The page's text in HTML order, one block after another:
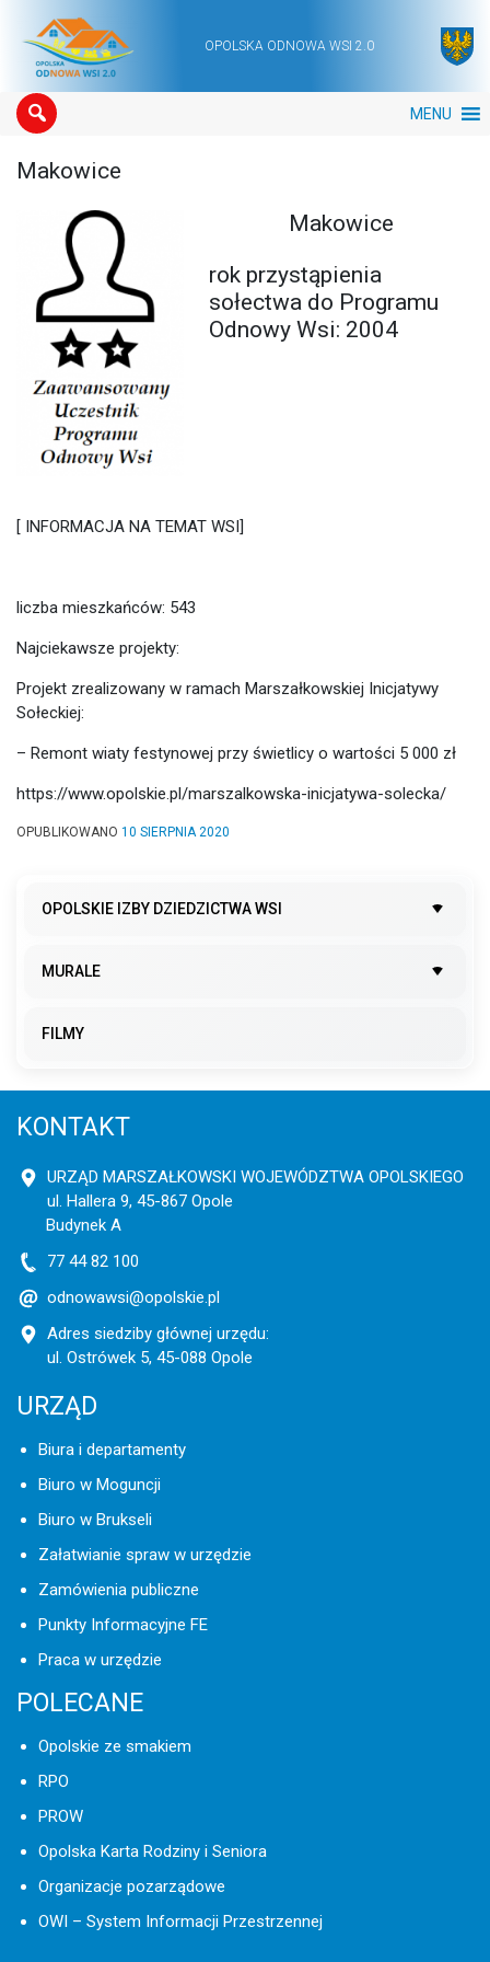
Main NavigationOPOLSKA ODNOWA WSI 2.0
MENU
Makowice
Makowice
rok przystąpienia
sołectwa do Programu
Odnowy Wsi: 2004
[ INFORMACJA NA TEMAT WSI]
liczba mieszkańców: 543
Najciekawsze projekty:
Projekt zrealizowany w ramach Marszałkowskiej Inicjatywy
Sołeckiej:
– Remont wiaty festynowej przy świetlicy o wartości 5 000 zł
https://www.opolskie.pl/marszalkowska-inicjatywa-solecka/
OPUBLIKOWANO 10 SIERPNIA 2020
OPOLSKIE IZBY DZIEDZICTWA WSI
MURALE
FILMY
KONTAKT
URZĄD MARSZAŁKOWSKI WOJEWÓDZTWA OPOLSKIEGO
ul. Hallera 9, 45-867 Opole
Budynek A
77 44 82 100
odnowawsi@opolskie.pl
Adres siedziby głównej urzędu:
ul. Ostrówek 5, 45-088 Opole
URZĄD
Biura i departamenty
Biuro w Moguncji
Biuro w Brukseli
Załatwianie spraw w urzędzie
Zamówienia publiczne
Punkty Informacyjne FE
Praca w urzędzie
POLECANE
Opolskie ze smakiem
RPO
PROW
Opolska Karta Rodziny i Seniora
Organizacje pozarządowe
OWI – System Informacji Przestrzennej